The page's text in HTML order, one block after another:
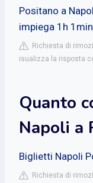
Positano a
impiega 1h
Richiesta di
isualizza la risposta
Quanto
Napoli a
Biglietti Napoli
Richiesta di